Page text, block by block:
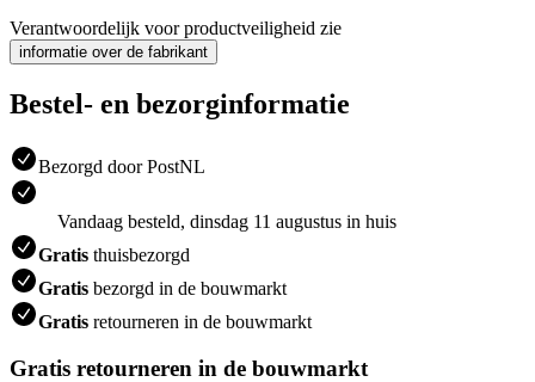
Verantwoordelijk voor productveiligheid zie
informatie over de fabrikant
Bestel- en bezorginformatie
Bezorgd door PostNL
Vandaag besteld, dinsdag 11 augustus in huis
Gratis thuisbezorgd
Gratis bezorgd in de bouwmarkt
Gratis retourneren in de bouwmarkt
Gratis retourneren in de bouwmarkt